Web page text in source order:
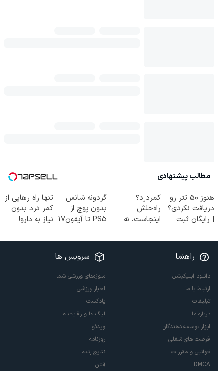
مطالب پیشنهادی
هنوز 50 تتر رو
دریافت نکردی؟
| رایگان ثبت
شروع کن!
کمردرد؟
راه‌حلش
اینجاست، نه
گردونه شانس
بدون پوچ از
PS5 تا آیفون17
تنها راه رهایی از
کمر درد بدون
نیاز به دارو!
راهنما
دانلود اپلیکیشن
ارتباط با ما
تبلیغات
درباره ما
ابزار توسعه دهندگان
فرصت های شغلی
قوانین و مقررات
DMCA
سرویس ها
سوژه‌های ورزشی شما
اخبار ورزشی
پادکست
لیگ ها و رقابت ها
ویدئو
روزنامه
نتایج زنده
آنتن